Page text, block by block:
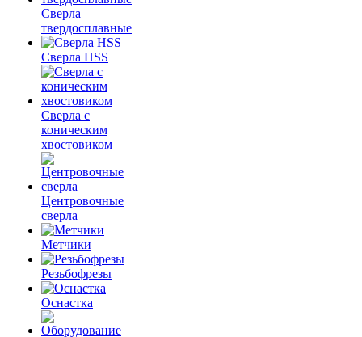
Сверла
твердосплавные
Сверла HSS
Сверла с
коническим
хвостовиком
Центровочные
сверла
Метчики
Резьбофрезы
Оснастка